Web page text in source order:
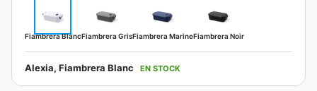
Fiambrera BlancFiambrera GrisFiambrera MarineFiambrera Noir
Alexia, Fiambrera Blanc EN STOCK